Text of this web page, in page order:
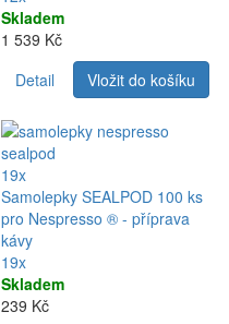
Skladem
1 539 Kč
Detail
Vložit do košíku
19x
Samolepky SEALPOD 100 ks
pro Nespresso ® - příprava
kávy
19x
Skladem
239 Kč